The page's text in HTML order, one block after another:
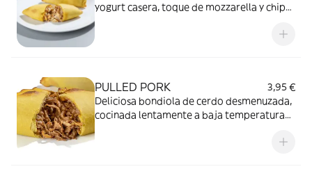
yogurt casera, toque de mozzarella y chips
PULLED PORK
3,95 €
Deliciosa bondiola de cerdo desmenuzada,
cocinada lentamente a baja temperatura